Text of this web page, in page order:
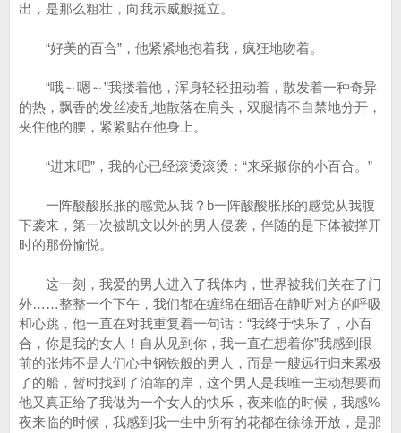
出，是那么粗壮，向我示威般挺立。
“好美的百合”，他紧紧地抱着我，疯狂地吻着。
“哦～嗯～”我搂着他，浑身轻轻扭动着，散发着一种奇异
的热，飘香的发丝凌乱地散落在肩头，双腿情不自禁地分开，
夹住他的腰，紧紧贴在他身上。
“进来吧”，我的心已经滚烫滚烫：“来采撷你的小百合。”
一阵酸酸胀胀的感觉从我？b一阵酸酸胀胀的感觉从我腹
下袭来，第一次被凯文以外的男人侵袭，伴随的是下体被撑开
时的那份愉悦。
这一刻，我爱的男人进入了我体内，世界被我们关在了门
外……整整一个下午，我们都在缠绵在细语在静听对方的呼吸
和心跳，他一直在对我重复着一句话：“我终于快乐了，小百
合，你是我的女人！自从见到你，我一直在想着你”我感到眼
前的张炜不是人们心中钢铁般的男人，而是一艘远行归来累极
了的船，暂时找到了泊靠的岸，这个男人是我唯一主动想要而
他又真正给了我做为一个女人的快乐，夜来临的时候，我感%
夜来临的时候，我感到我一生中所有的花都在徐徐开放，是那